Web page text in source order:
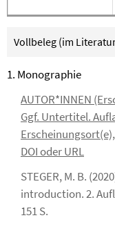
Vollbeleg (im
1. Monographie
AUTOR*INNEN
Ggf. Untertitel.
DOI oder URL
STEGER, M. B.
introduction. 2.
151 S.